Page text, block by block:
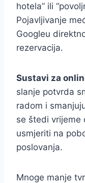
hotela” ili
Pojavljivanje
Googleu
rezervacija.
Sustavi za
slanje potvrda
radom i
se štedi vrijeme
usmjeriti na
poslovanja.
Mnoge manje